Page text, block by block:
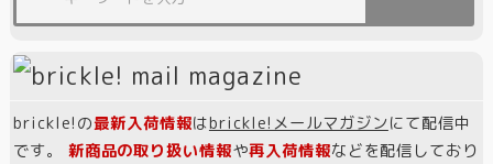
brickle!の最新入荷情報はbrickle!メールマガジンにて配信中
です。 新商品の取り扱い情報や再入荷情報などを配信しており